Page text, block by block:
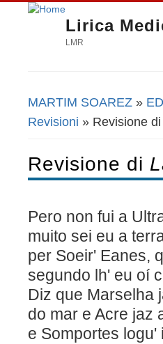
Lirica
LMR
Tu sei qui
MARTIM SOAREZ »
Revisioni » Revisione di
Revisione di
Pero non fui a
muito sei eu a
per Soeir' Eanes,
segundo lh' eu oí
Diz que
do mar e Acre jaz
e Somportes logu'